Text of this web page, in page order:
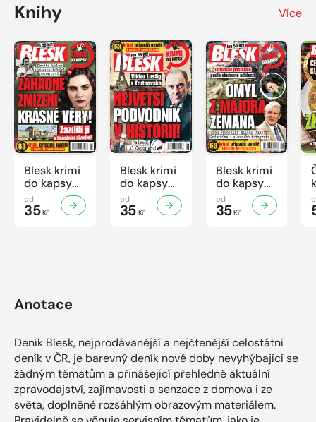
Knihy Více
Blesk krimi
do kapsy
č.7/2026
od
35Kč
Blesk krimi
do kapsy
č.6/2026
od
35Kč
Blesk krimi
do kapsy
č.5/2026
od
35Kč
Anotace
Deník Blesk, nejprodávanější a nejčtenější celostátní
deník v ČR, je barevný deník nové doby nevyhýbající se
žádným tématům a přinášející přehledné aktuální
zpravodajství, zajímavosti a senzace z domova i ze
světa, doplněné rozsáhlým obrazovým materiálem.